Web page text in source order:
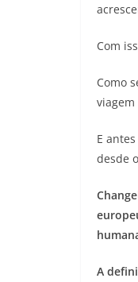
Com
Como
E
desde
A